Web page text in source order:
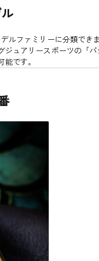
ルファミリーに分類でき
ジュアリースポーツの「
です。